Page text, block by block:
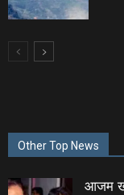
Other Top News
आजम